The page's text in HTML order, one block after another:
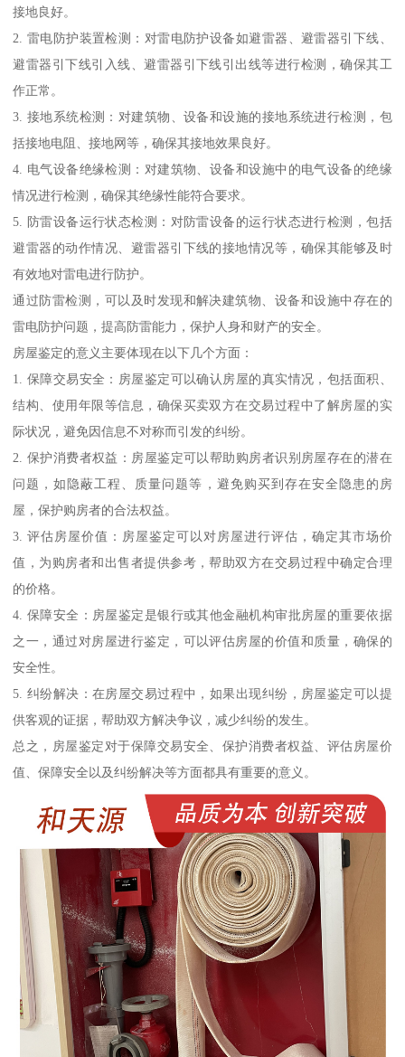
接地良好。
2. 雷电防护装置检测：对雷电防护设备如避雷器、避雷器引下线、
避雷器引下线引入线、避雷器引下线引出线等进行检测，确保其工
作正常。
3. 接地系统检测：对建筑物、设备和设施的接地系统进行检测，包
括接地电阻、接地网等，确保其接地效果良好。
4. 电气设备绝缘检测：对建筑物、设备和设施中的电气设备的绝缘
情况进行检测，确保其绝缘性能符合要求。
5. 防雷设备运行状态检测：对防雷设备的运行状态进行检测，包括
避雷器的动作情况、避雷器引下线的接地情况等，确保其能够及时
有效地对雷电进行防护。
通过防雷检测，可以及时发现和解决建筑物、设备和设施中存在的
雷电防护问题，提高防雷能力，保护人身和财产的安全。
房屋鉴定的意义主要体现在以下几个方面：
1. 保障交易安全：房屋鉴定可以确认房屋的真实情况，包括面积、
结构、使用年限等信息，确保买卖双方在交易过程中了解房屋的实
际状况，避免因信息不对称而引发的纠纷。
2. 保护消费者权益：房屋鉴定可以帮助购房者识别房屋存在的潜在
问题，如隐蔽工程、质量问题等，避免购买到存在安全隐患的房
屋，保护购房者的合法权益。
3. 评估房屋价值：房屋鉴定可以对房屋进行评估，确定其市场价
值，为购房者和出售者提供参考，帮助双方在交易过程中确定合理
的价格。
4. 保障安全：房屋鉴定是银行或其他金融机构审批房屋的重要依据
之一，通过对房屋进行鉴定，可以评估房屋的价值和质量，确保的
安全性。
5. 纠纷解决：在房屋交易过程中，如果出现纠纷，房屋鉴定可以提
供客观的证据，帮助双方解决争议，减少纠纷的发生。
总之，房屋鉴定对于保障交易安全、保护消费者权益、评估房屋价
值、保障安全以及纠纷解决等方面都具有重要的意义。